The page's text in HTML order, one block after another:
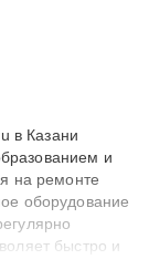
в Казани
и
на ремонте
оборудование
быстро и